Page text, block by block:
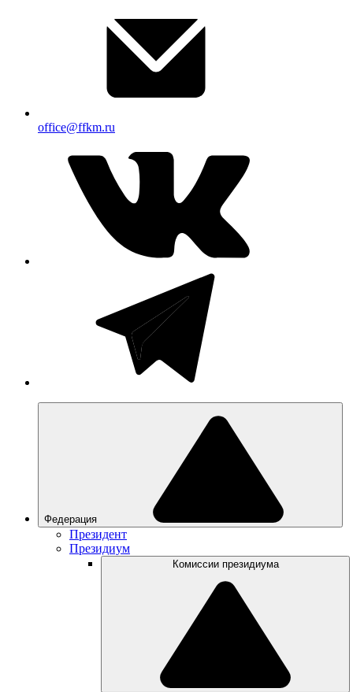
office@ffkm.ru
Федерация
Президент
Президиум
Комиссии президиума